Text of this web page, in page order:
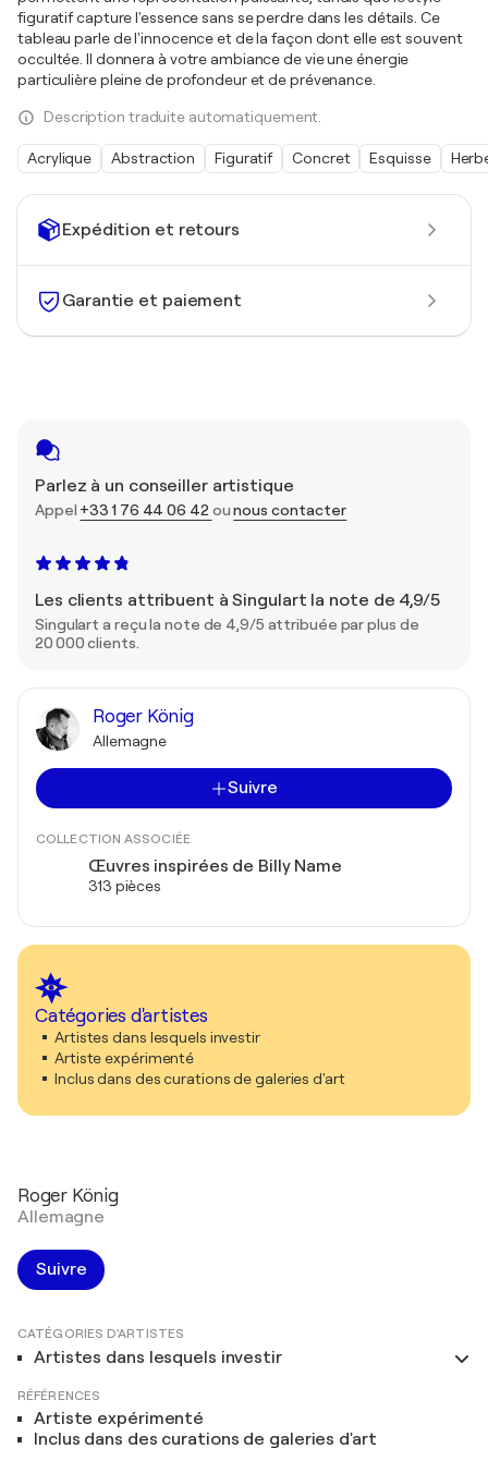
Expédition et retours
Garantie et paiement
Parlez à un conseiller artistique
Appel +33 1 76 44 06 42ounous contacter
Les clients attribuent à Singulart la note de 4,9/5
Singulart a reçu la note de 4,9/5 attribuée par plus de
20 000 clients.
Roger König
Allemagne
Suivre
COLLECTION ASSOCIÉE
Œuvres inspirées de Billy Name
313 pièces
Catégories d'artistes
Artistes dans lesquels investir
Artiste expérimenté
Inclus dans des curations de galeries d'art
figuratif capture l'essence sans se perdre dans les détails. Ce
tableau parle de l'innocence et de la façon dont elle est souvent
occultée. Il donnera à votre ambiance de vie une énergie
particulière pleine de profondeur et de prévenance.
Description traduite automatiquement.
Acrylique Abstraction Figuratif Concret Esquisse
Roger König
Allemagne
Suivre
CATÉGORIES D'ARTISTES
Artistes dans lesquels investir
RÉFÉRENCES
Artiste expérimenté
Inclus dans des curations de galeries d'art